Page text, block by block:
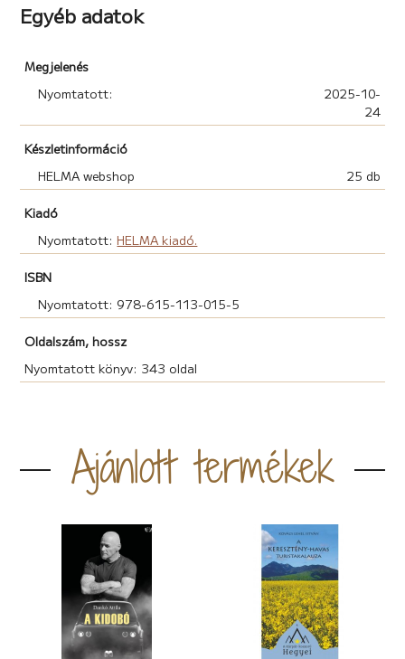
Egyéb adatok
Megjelenés
Nyomtatott:
2025-10-
24
Készletinformáció
HELMA webshop
25 db
Kiadó
Nyomtatott: HELMA kiadó.
ISBN
Nyomtatott: 978-615-113-015-5
Oldalszám, hossz
Nyomtatott könyv: 343 oldal
Ajánlott termékek